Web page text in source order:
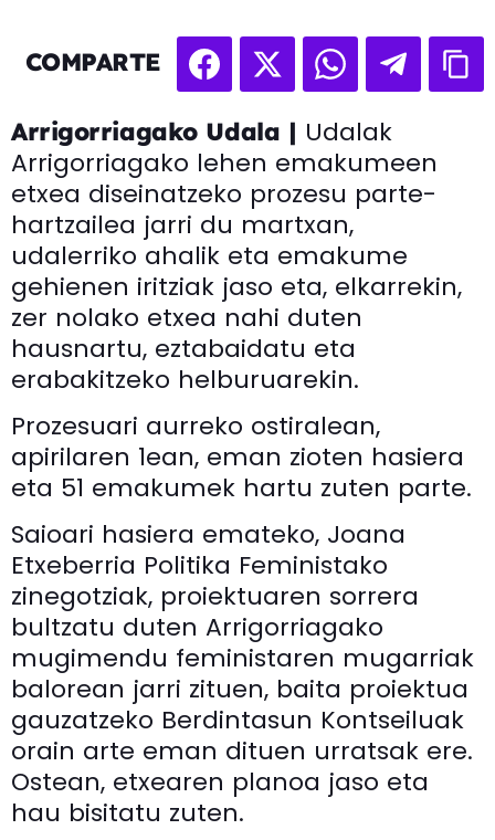
COMPARTE
Arrigorriagako Udala | Udalak
Arrigorriagako lehen emakumeen
etxea diseinatzeko prozesu parte-
hartzailea jarri du martxan,
udalerriko ahalik eta emakume
gehienen iritziak jaso eta, elkarrekin,
zer nolako etxea nahi duten
hausnartu, eztabaidatu eta
erabakitzeko helburuarekin.
Prozesuari aurreko ostiralean,
apirilaren 1ean, eman zioten hasiera
eta 51 emakumek hartu zuten parte.
Saioari hasiera emateko, Joana
Etxeberria Politika Feministako
zinegotziak, proiektuaren sorrera
bultzatu duten Arrigorriagako
mugimendu feministaren mugarriak
balorean jarri zituen, baita proiektua
gauzatzeko Berdintasun Kontseiluak
orain arte eman dituen urratsak ere.
Ostean, etxearen planoa jaso eta
hau bisitatu zuten.